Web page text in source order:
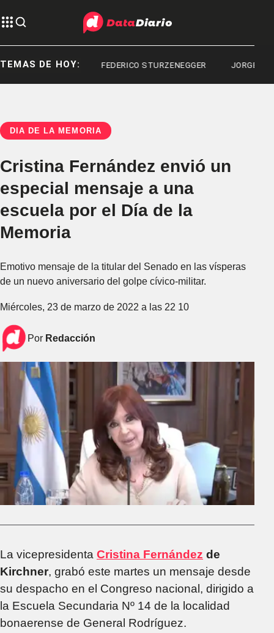
TEMAS DE HOY: FEDERICO STURZENEGGER JORGE MESSI
DÍA DE LA MEMORIA
Cristina Fernández envió un
especial mensaje a una
escuela por el Día de la
Memoria
Emotivo mensaje de la titular del Senado en las vísperas
de un nuevo aniversario del golpe cívico-militar.
Miércoles, 23 de marzo de 2022 a las 22 10
Por Redacción
La vicepresidenta Cristina Fernández de
Kirchner, grabó este martes un mensaje desde
su despacho en el Congreso nacional, dirigido a
la Escuela Secundaria Nº 14 de la localidad
bonaerense de General Rodríguez.